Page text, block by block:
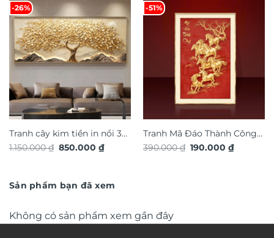
-26%
Tranh cây kim tiền in nổi 3d
hiệu ứng dát vàng TG4934S
1.150.000₫ Giá
850.000₫Giá
-51%
Tranh Mã Đáo Thành Công
TG4926S
390.000₫ Giá
190.000₫Giá
Sản phẩm bạn đã xem
Không có sản phẩm xem gần đây